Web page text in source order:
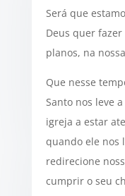
Será que
Deus quer fazer
planos, na
Que nesse
Santo nos leve
igreja a estar
quando ele nos
redirecione
cumprir o seu